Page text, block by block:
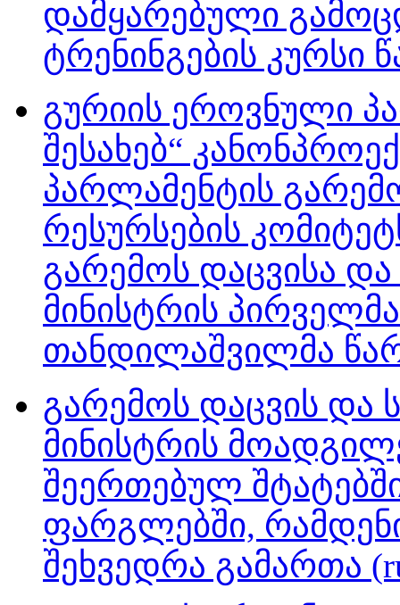
დამყარებული
ტრენინგების კურსი
გურიის ეროვნული
შესახებ“
პარლამენტის
რესურსების
გარემოს დაცვისა
მინისტრის
თანდილაშვილმა
გარემოს დაცვის და
მინისტრის
შეერთებულ
ფარგლებში,
შეხვედრა გამართა